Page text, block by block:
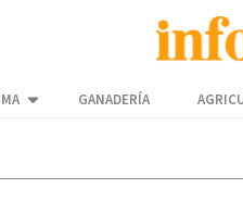
GANADERÍA